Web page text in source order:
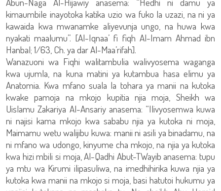
kimaumbile inayotoka katika uzio wa fuko la uzazi, na ni ya
kawaida kwa mwanamke aliyevunja ungo, na huwa kwa
nyakati maalumu”. [Al-Iqnaa’ fi fiqh Al-Imam Ahmad ibn
Hanbal; 1/63, Ch. ya dar Al-Maa’rifah].
Wanazuoni wa Fiqhi walitambulia walivyosema waganga
kwa ujumla, na kuna matini ya kutambua hasa elimu ya
Anatomia. Kwa mfano suala la tohara ya manii na kutoka
kwake pamoja na mkojo kupitia njia moja, Sheikh wa
Uislamu Zakariya Al-Ansariy anasema: “Ilivyosemwa kuwa
ni najisi kama mkojo kwa sababu njia ya kutoka ni moja,
Maimamu wetu walijibu kuwa: manii ni asili ya binadamu, na
ni mfano wa udongo, kinyume cha mkojo, na njia ya kutoka
kwa hizi mbili si moja, Al-Qadhi Abut-TWayib anasema: tupu
ya mtu wa Kirumi ilipasuliwa, na imedhihirika kuwa njia ya
kutoka kwa manii na mkojo si moja, basi hatutoi hukumu ya